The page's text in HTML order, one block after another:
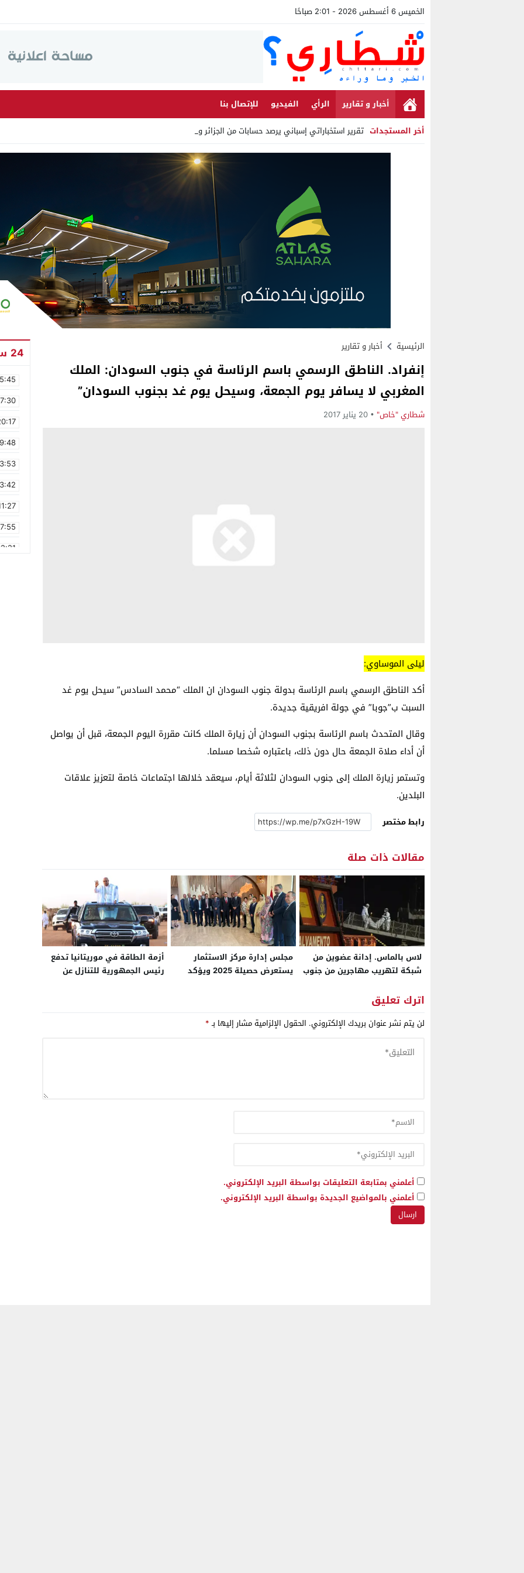
الخميس 6 أغسطس 2026 - 2:01 صباحًا
أخبار و تقارير الرأي الفيديو
للإتصال بنا
أخر المستجدات تقرير استخباراتي إسباني يرصد حسابات من الجزائر وأرقاما ب_
Stop
الرئيسية أخبار و تقارير
إنفراد. الناطق الرسمي باسم الرئاسة في جنوب السودان: الملك
المغربي لا يسافر يوم الجمعة، وسيحل يوم غد بجنوب السودان”
شطاري "خاص" 20 يناير 2017
ليلى الموساوي:
أكد الناطق الرسمي باسم الرئاسة بدولة جنوب السودان ان الملك “محمد السادس” سيحل يوم غد
السبت ب”جوبا” في جولة افريقية جديدة.
وقال المتحدث باسم الرئاسة بجنوب السودان أن زيارة الملك كانت مقررة اليوم الجمعة، قبل أن يواصل
أن أداء صلاة الجمعة حال دون ذلك، باعتباره شخصا مسلما.
وتستمر زيارة الملك إلى جنوب السودان لثلاثة أيام، سيعقد خلالها اجتماعات خاصة لتعزيز علاقات
البلدين.
رابط مختصر
مقالات ذات صلة
لاس بالماس. إدانة عضوين من
شبكة لتهريب مهاجرين من جنوب
مجلس إدارة مركز الاستثمار
يستعرض حصيلة 2025 ويؤكد
أزمة الطاقة في موريتانيا تدفع
رئيس الجمهورية للتنازل عن
اترك تعليق
لن يتم نشر عنوان بريدك الإلكتروني. الحقول الإلزامية مشار إليها بـ*
أعلمني بمتابعة التعليقات بواسطة البريد الإلكتروني.
أعلمني بالمواضيع الجديدة بواسطة البريد الإلكتروني.
24 ساعة